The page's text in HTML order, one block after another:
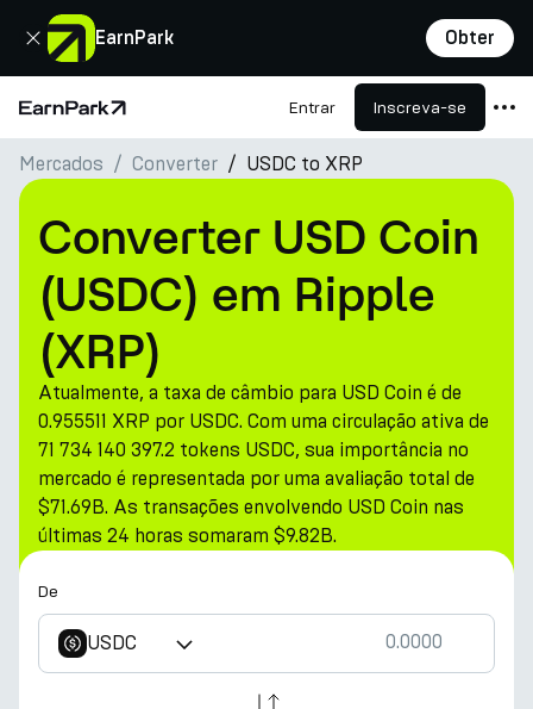
EarnPark Obter
Fechar
Página Inicial Entrar Inscreva-se
Produtos
Mercados
Calculadoras
PARK Token
Recursos
Empresa
Mercados Converter USDC to XRP
Converter USD Coin
(USDC) em Ripple
(XRP)
Atualmente, a taxa de câmbio para USD Coin é de
0.955511 XRP por USDC. Com uma circulação ativa de
71 734 140 397.2 tokens USDC, sua importância no
mercado é representada por uma avaliação total de
$71.69B. As transações envolvendo USD Coin nas
últimas 24 horas somaram $9.82B.
De
USDC